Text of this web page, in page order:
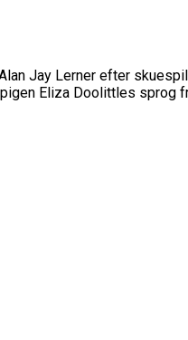
Jay Lerner efter
Eliza Doolittles